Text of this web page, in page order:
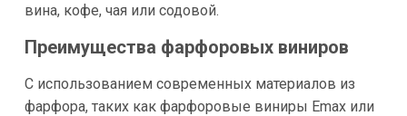
вина, кофе, чая или содовой.
Преимущества фарфоровых виниров
С использованием современных материалов из
фарфора, таких как фарфоровые виниры Emax или